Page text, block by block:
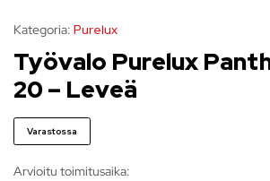
Kategoria: Purelux
Työvalo Purelux
20 – Leveä
Varastossa
Arvioitu toimitusaika: